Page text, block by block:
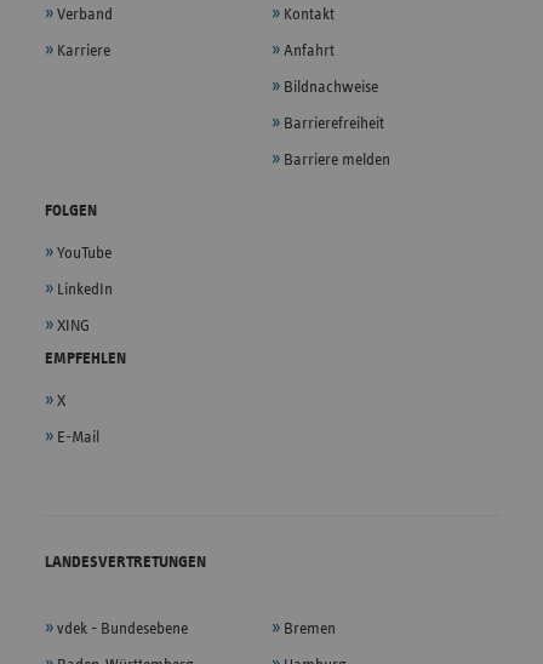
Verband
Karriere
Kontakt
Anfahrt
Bildnachweise
Barrierefreiheit
Barriere melden
FOLGEN
YouTube
LinkedIn
XING
EMPFEHLEN
X
E-Mail
LANDESVERTRETUNGEN
vdek - Bundesebene Bremen